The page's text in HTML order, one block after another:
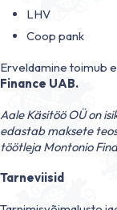
LHV
Coop pank
Erveldamine toimub
Finance UAB.
Aale Käsitöö OÜ on
edastab maksete
töötleja Montonio
Tarneviisid